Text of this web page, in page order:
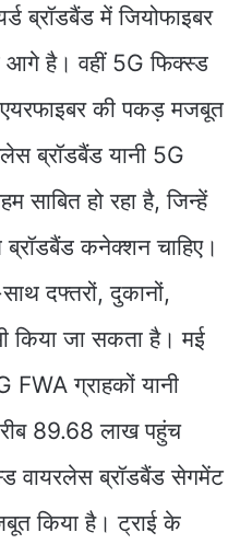
ब्रॉडबैंड में जियोफाइबर
आगे है। वहीं 5G फिक्स्ड
की पकड़ मजबूत
ब्रॉडबैंड यानी 5G
साबित हो रहा है, जिन्हें
ब्रॉडबैंड कनेक्शन चाहिए।
दफ्तरों, दुकानों,
किया जा सकता है। मई
ग्राहकों यानी
89.68 लाख पहुंच
वायरलेस ब्रॉडबैंड सेगमेंट
किया है। ट्राई के